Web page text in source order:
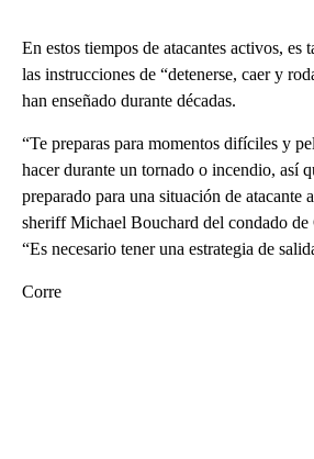
En estos tiempos de atacantes activos, es
las instrucciones de “detenerse, caer y
han enseñado durante décadas.
“Te preparas para momentos difíciles y
hacer durante un tornado o incendio, así
preparado para una situación de
sheriff Michael Bouchard del condado
“Es necesario tener una estrategia de
Corre